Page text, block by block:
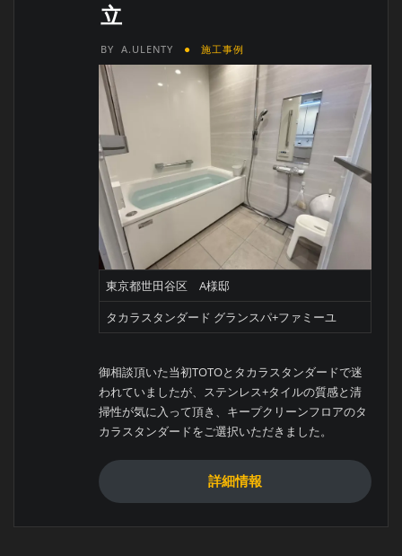
立
BY A.ULENTY 施工事例
東京都世田谷区 A様邸
タカラスタンダード グランスパ+ファミーユ
御相談頂いた当初TOTOとタカラスタンダードで迷
われていましたが、ステンレス+タイルの質感と清
掃性が気に入って頂き、キープクリーンフロアのタ
カラスタンダードをご選択いただきました。
詳細情報